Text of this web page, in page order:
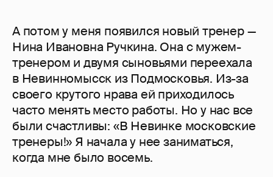
А потом у меня появился новый тренер —
Нина Ивановна Ручкина. Она с мужем-
тренером и двумя сыновьями переехала
в Невинномысск из Подмосковья. Из-за
своего крутого нрава ей приходилось
часто менять место работы. Но у нас все
были счастливы: «В Невинке московские
тренеры!» Я начала у нее заниматься,
когда мне было восемь.